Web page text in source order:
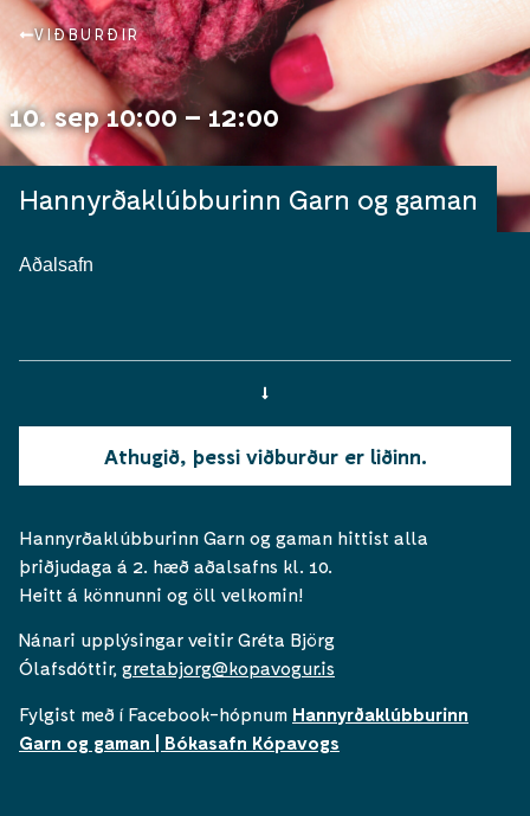
VIÐBURÐIR
10. sep 10:00 – 12:00
Hannyrðaklúbburinn Garn og gaman
Aðalsafn
Athugið, þessi viðburður er liðinn.
Hannyrðaklúbburinn Garn og gaman hittist alla
þriðjudaga á 2. hæð aðalsafns kl. 10.
Heitt á könnunni og öll velkomin!
Nánari upplýsingar veitir Gréta Björg
Ólafsdóttir, gretabjorg@kopavogur.is
Fylgist með í Facebook-hópnum Hannyrðaklúbburinn
Garn og gaman | Bókasafn Kópavogs